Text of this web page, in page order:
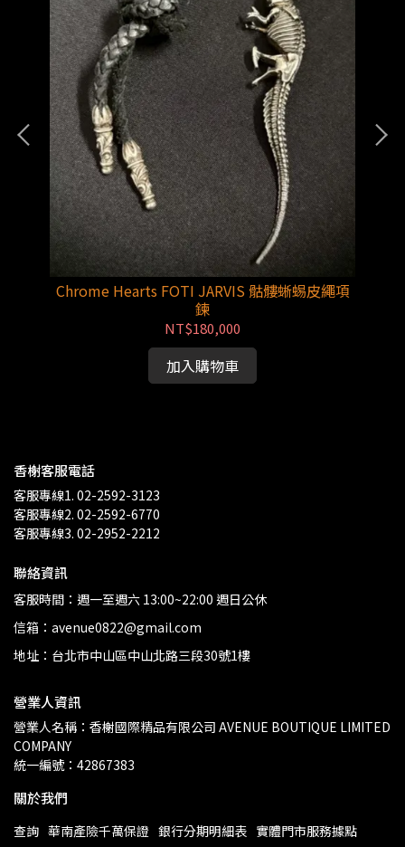
Chrome Hearts FOTI JARVIS 骷髏蜥蜴皮繩項
鍊
NT$180,000
加入購物車
香榭客服電話
客服專線1. 02-2592-3123
客服專線2. 02-2592-6770
客服專線3. 02-2952-2212
聯絡資訊
客服時間：週一至週六 13:00~22:00 週日公休
信箱：avenue0822@gmail.com
地址：台北市中山區中山北路三段30號1樓
營業人資訊
營業人名稱：香榭國際精品有限公司 AVENUE BOUTIQUE LIMITED
COMPANY
統一編號：42867383
關於我們
查詢 華南產險千萬保證 銀行分期明細表 實體門市服務據點